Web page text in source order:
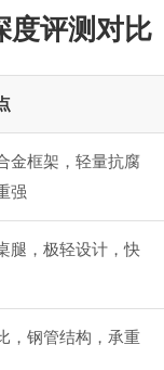
度评测对比
金框架，轻量抗腐
强
腿，极轻设计，快
，钢管结构，承重